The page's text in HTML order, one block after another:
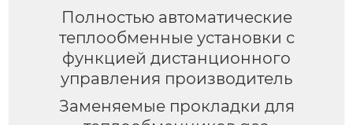
Полностью автоматические
теплообменные установки с
функцией дистанционного
управления производитель
Заменяемые прокладки для